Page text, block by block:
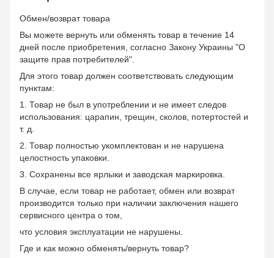
Обмен/возврат товара
Вы можете вернуть или обменять товар в течение 14
дней после приобретения, согласно Закону Украины "О
защите прав потребителей".
Для этого товар должен соответствовать следующим
пунктам:
1. Товар не был в употреблении и не имеет следов
использования: царапин, трещин, сколов, потертостей и
т. д.
2. Товар полностью укомплектован и не нарушена
целостность упаковки.
3. Сохранены все ярлыки и заводская маркировка.
В случае, если товар не работает, обмен или возврат
производится только при наличии заключения нашего
сервисного центра о том,
что условия эксплуатации не нарушены.
Где и как можно обменять/вернуть товар?